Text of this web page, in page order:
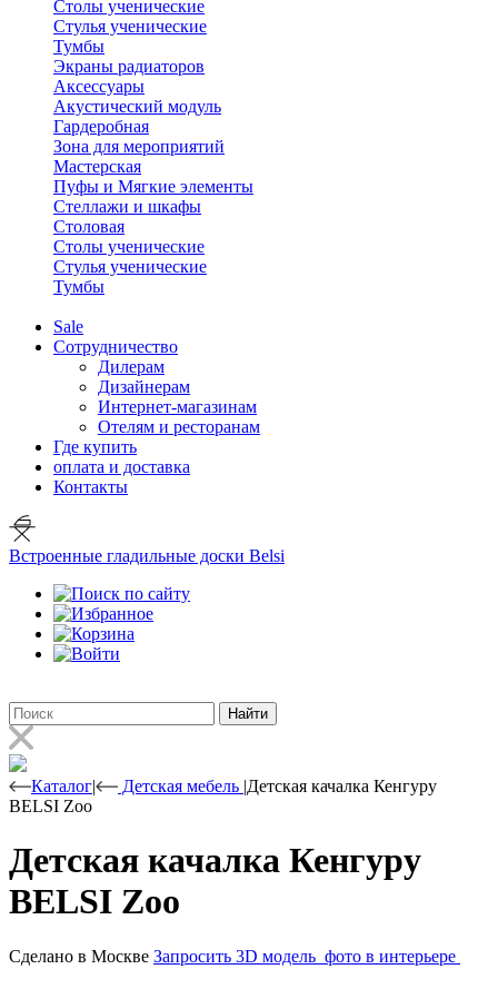
Столы ученические
Стулья ученические
Тумбы
Экраны радиаторов
Аксессуары
Акустический модуль
Гардеробная
Зона для мероприятий
Мастерская
Пуфы и Мягкие элементы
Стеллажи и шкафы
Столовая
Столы ученические
Стулья ученические
Тумбы
Sale
Сотрудничество
Дилерам
Дизайнерам
Интернет-магазинам
Отелям и ресторанам
Где купить
оплата и доставка
Контакты
Встроенные гладильные доски Belsi
Найти
Каталог| Детская мебель |Детская качалка Кенгуру
BELSI Zoo
Детская качалка Кенгуру
BELSI Zoo
Сделано в Москве Запросить 3D модель фото в интерьере